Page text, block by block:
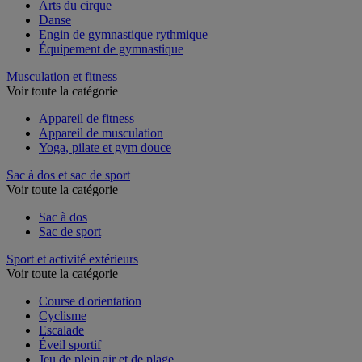
Agrès de gymnastique
Arts du cirque
Danse
Engin de gymnastique rythmique
Musculation et fitness
Appareil de fitness
Appareil de musculation
Sac à dos et sac de sport
Sac à dos
Sport et activité extérieurs
Course d'orientation
Cyclisme
Escalade
Éveil sportif